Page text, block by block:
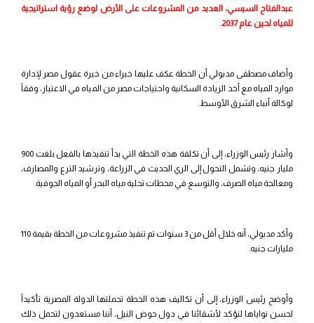
عبدالفتاح السيسي، العديد من المشروعات على الأرض لوضع رؤية استراتيجية
للمياه لحين عام 2037.
وأضاف مصطفى مدبولي أن الخطة عكف عليها خبراء من خيرة عقول مصر لإدارة
موارد المياه مع أخذ الزيادة السكانية واحتياجات مصر من المياه في الاعتبار، وفقاً
لوكالة أنباء الشرق الأوسط.
وأشار رئيس الوزراء، إلى أن تكلفة هذه الخطة التي بدأ تنفيذها بالفعل بلغت 900
مليار جنيه، وتشمل التحول إلى الري الحديث في الزراعة، وترشيد الترع والمصارف،
ومعالجة مياه الصرف، والتوسع في محطات تحلية مياه البحر أو المياه الجوفية.
وأكد مدبولي، أنه خلال أقل من 3 سنوات تم تنفيذ مشروعات من الخطة بقيمة 110
مليارات جنيه.
وأوضح رئيس الوزراء، إلى أن تكاليف هذه الخطة تحملتها الدولة المصرية تأكيداً
لحسن نواياها لنؤكد لأشقائنا في دول حوض النيل، أننا مستعدون لتحمل ذلك